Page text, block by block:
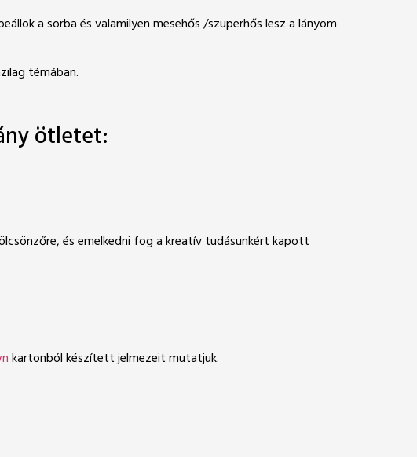
a sorba és valamilyen mesehős /szuperhős lesz a lányom
témában.
ötletet:
és emelkedni fog a kreatív tudásunkért kapott
kartonból készített jelmezeit mutatjuk.